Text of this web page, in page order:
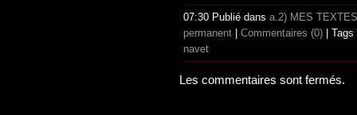
07:30 Publié dans a.2) MES TEXTES
permanent
Commentaires (0) |
navet
Les commentaires sont fermés.